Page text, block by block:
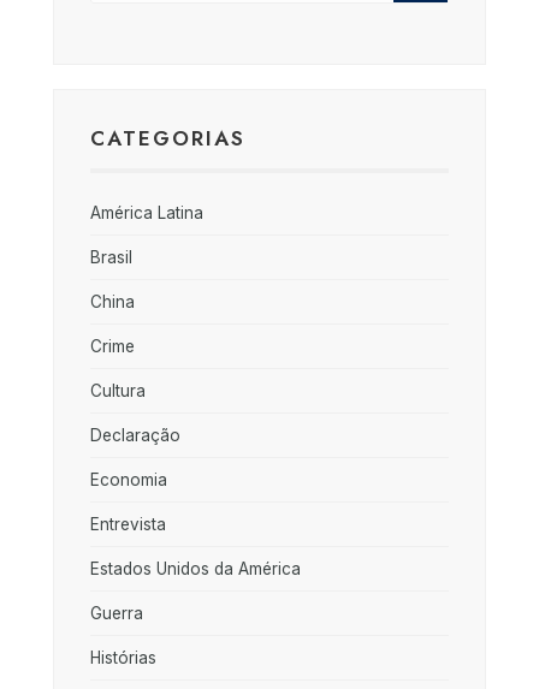
CATEGORIAS
América Latina
Brasil
China
Crime
Cultura
Declaração
Economia
Entrevista
Estados Unidos da América
Guerra
Histórias